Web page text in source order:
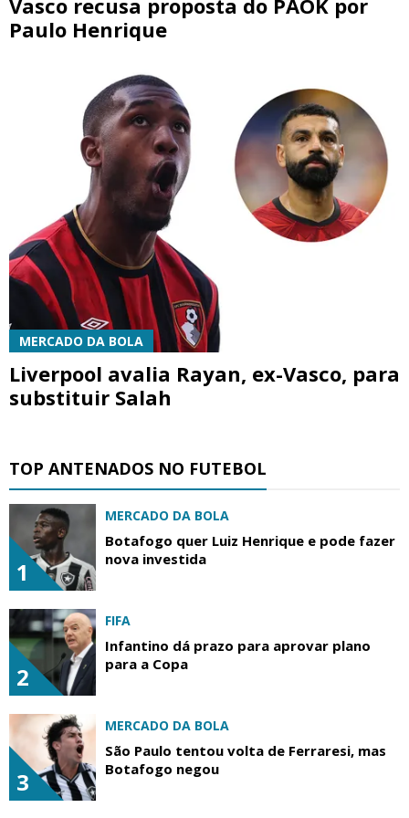
Vasco recusa proposta do PAOK por
Paulo Henrique
MERCADO DA BOLA
Liverpool avalia Rayan, ex-Vasco, para
substituir Salah
TOP ANTENADOS NO FUTEBOL
1
MERCADO DA BOLA
Botafogo quer Luiz Henrique e pode fazer
nova investida
2
FIFA
Infantino dá prazo para aprovar plano
para a Copa
3
MERCADO DA BOLA
São Paulo tentou volta de Ferraresi, mas
Botafogo negou